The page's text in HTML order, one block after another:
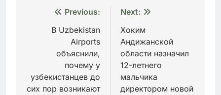
Навигация
записям
Previous:
В Uzbekistan
Airports
объяснили,
почему у
узбекистанцев до
сих пор возникают
Next:
Хоким
Андижанской
области назначил
12-летнего
мальчика
директором новой